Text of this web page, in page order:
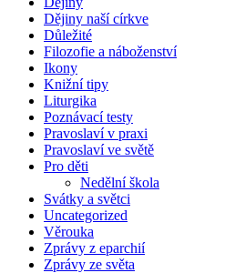
Dějiny naší církve
Důležité
Filozofie a náboženství
Ikony
Knižní tipy
Liturgika
Poznávací testy
Pravoslaví v praxi
Pravoslaví ve světě
Pro děti
Nedělní škola
Svátky a světci
Uncategorized
Věrouka
Zprávy z eparchií
Zprávy ze světa